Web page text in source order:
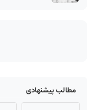
مطالب پیشنهادی